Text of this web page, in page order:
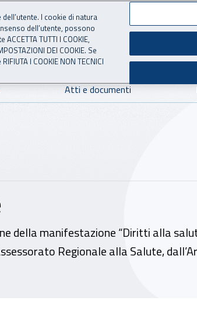
Atti e documenti
della manifestazione “Diritti alla
Regionale alla Salute,
I cookie di natura
dell’utente, possono
TUTTI I COOKIE,
DEI COOKIE. Se
I COOKIE NON TECNICI